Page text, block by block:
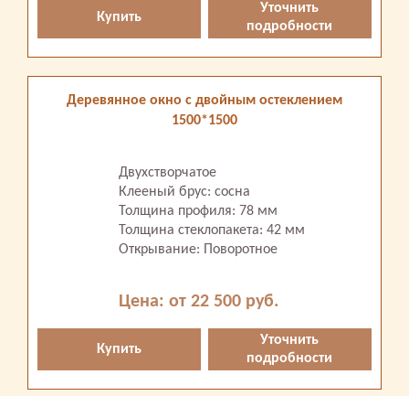
Купить
Уточнить
подробности
Деревянное окно с двойным остеклением
1500*1500
Двухстворчатое
Клееный брус: сосна
Толщина профиля: 78 мм
Толщина стеклопакета: 42 мм
Открывание: Поворотное
Цена: от 22 500 руб.
Купить
Уточнить
подробности